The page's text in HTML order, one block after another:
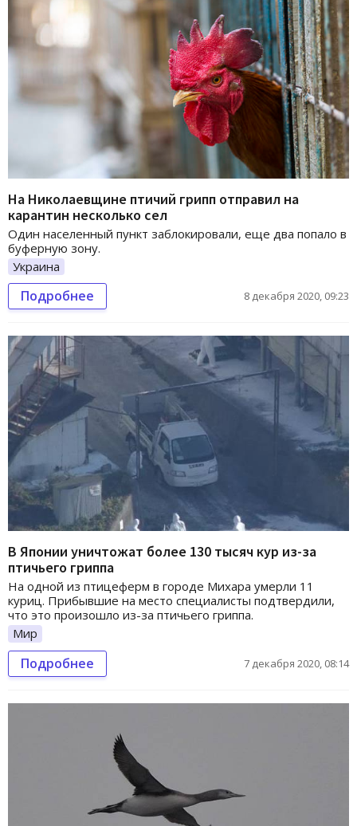
На Николаевщине птичий грипп отправил на
карантин несколько сел
Один населенный пункт заблокировали, еще два попало в
буферную зону.
Украина
Подробнее 8 декабря 2020, 09:23
В Японии уничтожат более 130 тысяч кур из-за
птичьего гриппа
На одной из птицеферм в городе Михара умерли 11
куриц. Прибывшие на место специалисты подтвердили,
что это произошло из-за птичьего гриппа.
Мир
Подробнее 7 декабря 2020, 08:14